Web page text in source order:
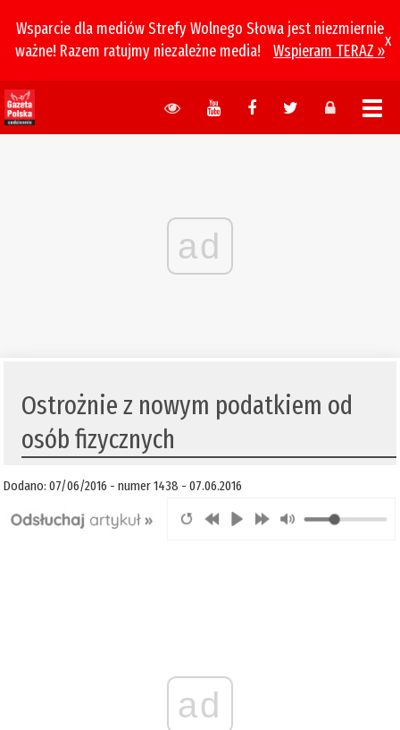
Wsparcie dla mediów Strefy Wolnego Słowa jest niezmiernie
ważne! Razem ratujmy niezależne media!
Wspieram TERAZ »
x
ad
Ostrożnie z nowym podatkiem od
osób fizycznych
Dodano: 07/06/2016 - numer 1438 - 07.06.2016
ad